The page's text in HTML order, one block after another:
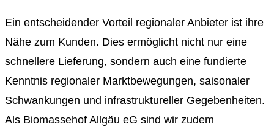
Ein entscheidender Vorteil regionaler Anbieter ist ihre
Nähe zum Kunden. Dies ermöglicht nicht nur eine
schnellere Lieferung, sondern auch eine fundierte
Kenntnis regionaler Marktbewegungen, saisonaler
Schwankungen und infrastruktureller Gegebenheiten.
Als Biomassehof Allgäu eG sind wir zudem